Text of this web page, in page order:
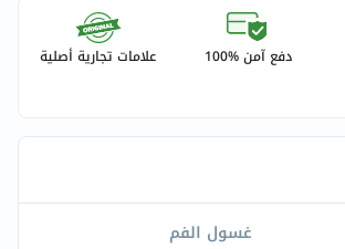
دفع آمن %100 علامات تجارية أصلية
غسول الفم